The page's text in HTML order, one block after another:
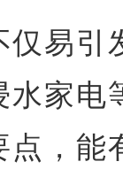
仅易
水家电
，能